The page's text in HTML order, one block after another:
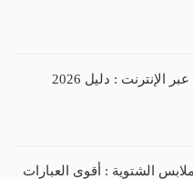
الإنترنت : دليل 2026
الشتوية : أقوى العبارات